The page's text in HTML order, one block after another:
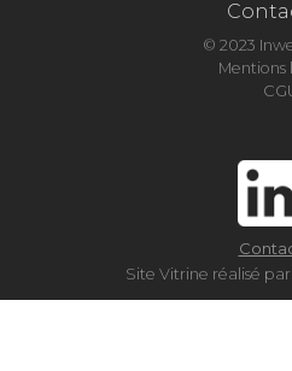
© 2023
Mentions
Site Vitrine réalisé